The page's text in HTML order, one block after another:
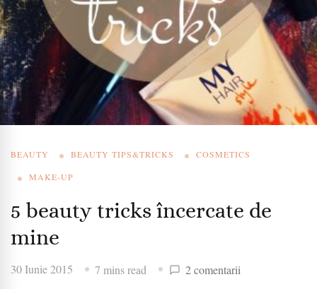
BEAUTY BEAUTY TIPS&TRICKS
COSMETICS
MAKE-UP
5 beauty tricks încercate de
mine
30 Iunie 2015 7 mins read 2 comentarii